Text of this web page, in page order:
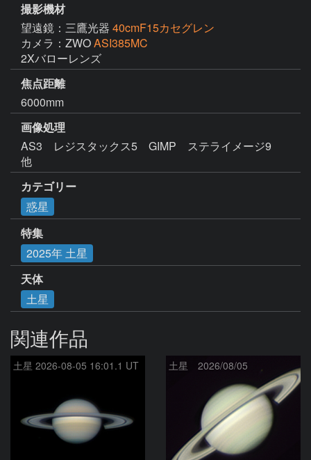
撮影機材
望遠鏡：三鷹光器 40cmF15カセグレン
カメラ：ZWOASI385MC
2Xバローレンズ
焦点距離
6000mm
画像処理
AS3　レジスタックス5　GIMP　ステライメージ9
他
カテゴリー
惑星
特集
2025年 土星
天体
土星
関連作品
土星 2026-08-05 16:01.1 UT 土星 2026/08/05